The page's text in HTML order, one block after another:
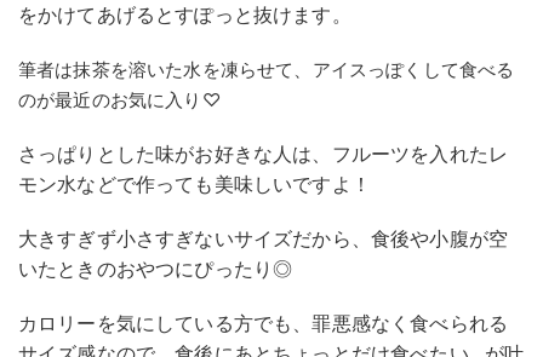
をかけてあげるとすぽっと抜けます。
筆者は抹茶を溶いた水を凍らせて、アイスっぽくして食べる
のが最近のお気に入り♡
さっぱりとした味がお好きな人は、フルーツを入れたレ
モン水などで作っても美味しいですよ！
大きすぎず小さすぎないサイズだから、食後や小腹が空
いたときのおやつにぴったり◎
カロリーを気にしている方でも、罪悪感なく食べられる